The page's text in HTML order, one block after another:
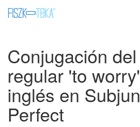
Conjugación
regular 'to
inglés en
Perfect